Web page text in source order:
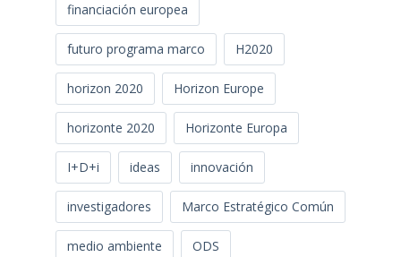
financiación europea
futuro programa marco H2020
horizon 2020 Horizon Europe
horizonte 2020 Horizonte Europa
I+D+i ideas innovación
investigadores Marco Estratégico Común
medio ambiente ODS